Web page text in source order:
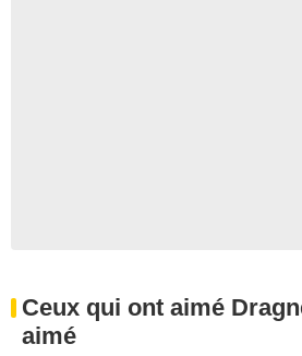
Ceux qui ont aimé
aimé